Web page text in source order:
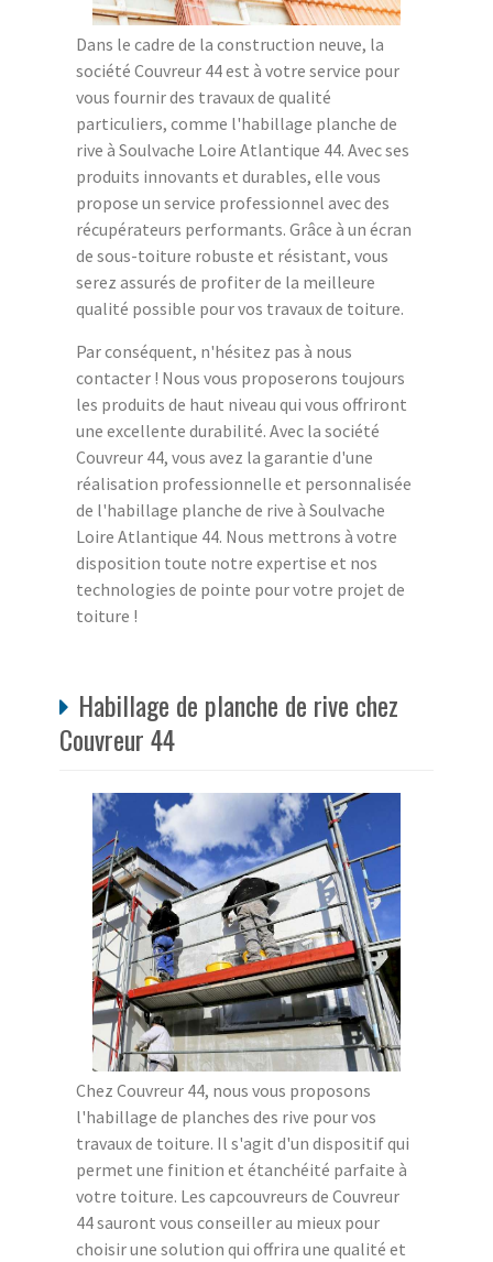
Dans le cadre de la construction neuve, la
société Couvreur 44 est à votre service pour
vous fournir des travaux de qualité
particuliers, comme l'habillage planche de
rive à Soulvache Loire Atlantique 44. Avec ses
produits innovants et durables, elle vous
propose un service professionnel avec des
récupérateurs performants. Grâce à un écran
de sous-toiture robuste et résistant, vous
serez assurés de profiter de la meilleure
qualité possible pour vos travaux de toiture.
Par conséquent, n'hésitez pas à nous
contacter ! Nous vous proposerons toujours
les produits de haut niveau qui vous offriront
une excellente durabilité. Avec la société
Couvreur 44, vous avez la garantie d'une
réalisation professionnelle et personnalisée
de l'habillage planche de rive à Soulvache
Loire Atlantique 44. Nous mettrons à votre
disposition toute notre expertise et nos
technologies de pointe pour votre projet de
toiture !
Habillage de planche de rive chez
Couvreur 44
Chez Couvreur 44, nous vous proposons
l'habillage de planches des rive pour vos
travaux de toiture. Il s'agit d'un dispositif qui
permet une finition et étanchéité parfaite à
votre toiture. Les capcouvreurs de Couvreur
44 sauront vous conseiller au mieux pour
choisir une solution qui offrira une qualité et